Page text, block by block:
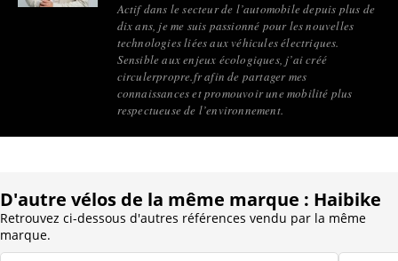
Actif dans le secteur de l’automobile depuis plus de
dix ans, je me suis passionné pour les nouvelles
technologies liées aux véhicules électriques.
Sensible aux enjeux écologiques, j’ai créé
circulerpropre.fr afin de partager mes
connaissances et promouvoir une mobilité plus
respectueuse de l’environnement.
D'autre vélos de la même marque : Haibike
Retrouvez ci-dessous d'autres références vendu par la même
marque.